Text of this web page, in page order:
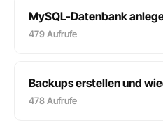
MySQL-Datenbank
479 Aufrufe
Backups erstellen und
478 Aufrufe